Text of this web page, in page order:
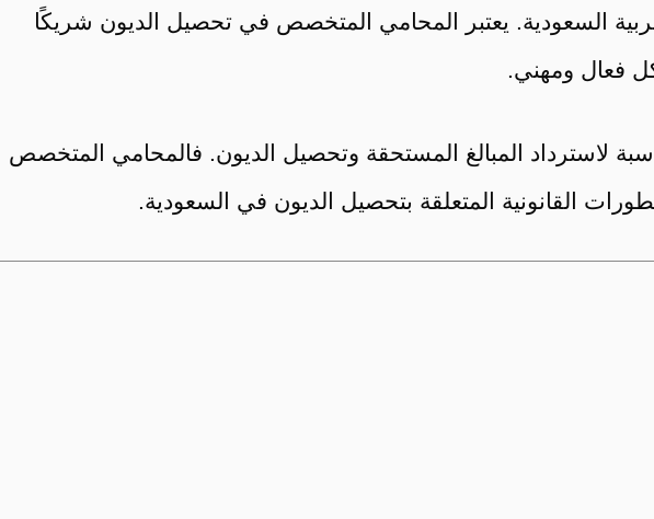
السعودية. يعتبر المحامي المتخصص في تحصيل الديون شريكًا
فعال ومهني.
لاسترداد المبالغ المستحقة وتحصيل الديون. فالمحامي المتخصص
القانونية المتعلقة بتحصيل الديون في السعودية.